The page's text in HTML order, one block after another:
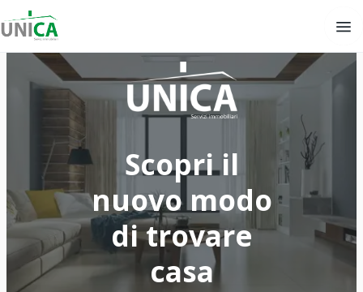
Scopri il
nuovo modo
di trovare
casa